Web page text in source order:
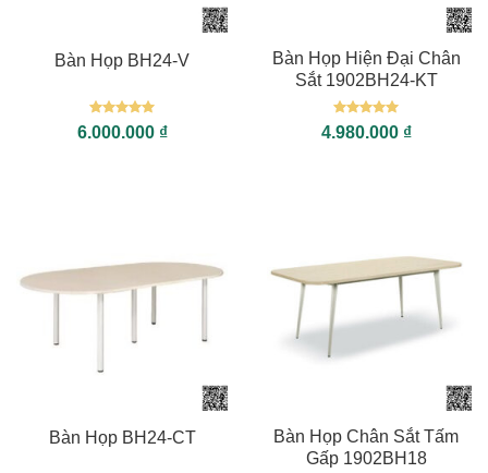
Bàn Họp BH24-V
Được xếp
hạng55
6.000.000 ₫
Bàn Họp Hiện Đại Chân
Sắt 1902BH24-KT
Được xếp
hạng55
4.980.000 ₫
Bàn Họp BH24-CT
Bàn Họp Chân Sắt Tấm
Gấp 1902BH18